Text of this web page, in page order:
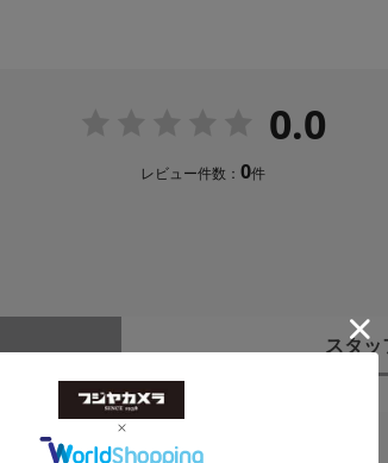
0.0
レビュー件数： 0件
スタッ